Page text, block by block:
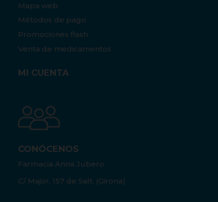
Mapa web
Métodos de pago
Promociones flash
Venta de medicamentos
MI CUENTA
CONÓCENOS
Farmacia Anna Jubero
C/ Major, 157 de Salt, (Girona)